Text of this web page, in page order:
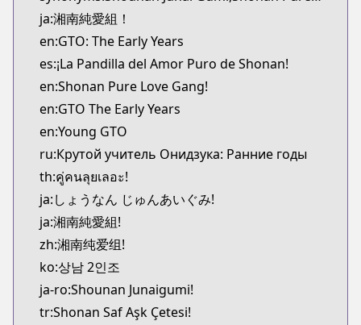
MangaUpdates
https://www.mangaupdates.com/
Book☆Walker
Book☆Walker
https://bookwalker.jp/series/130936
ja:湘南純愛組！
en:GTO: The Early Years
es:¡La Pandilla del Amor Puro de Shonan!
en:Shonan Pure Love Gang!
en:GTO The Early Years
en:Young GTO
ru:Крутой учитель Онидзука: Ранние годы
th:คู่คนลุยเลอะ!
ja:しょうなん じゅんあいぐみ!
ja:湘南純愛組!
zh:湘南纯爱组!
ko:상남 2인조
ja-ro:Shounan Junaigumi!
tr:Shonan Saf Aşk Çetesi!